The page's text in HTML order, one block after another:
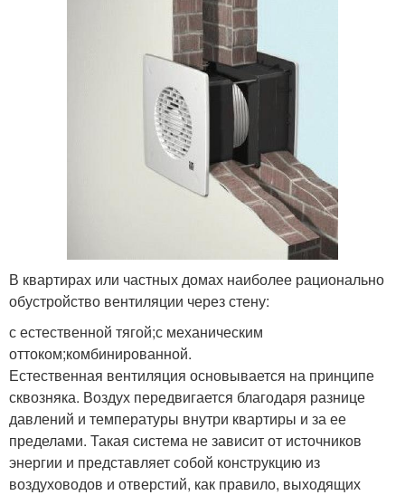
В квартирах или частных домах наиболее рационально
обустройство вентиляции через стену:
с естественной тягой;с механическим
оттоком;комбинированной.
Естественная вентиляция основывается на принципе
сквозняка. Воздух передвигается благодаря разнице
давлений и температуры внутри квартиры и за ее
пределами. Такая система не зависит от источников
энергии и представляет собой конструкцию из
воздуховодов и отверстий, как правило, выходящих